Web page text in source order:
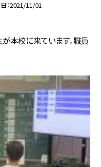
2021/11/01
本校に来ています。職員